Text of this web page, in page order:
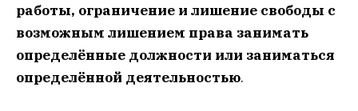
работы, ограничение и лишение свободы с
возможным лишением права занимать
определённые должности или заниматься
определённой деятельностью.